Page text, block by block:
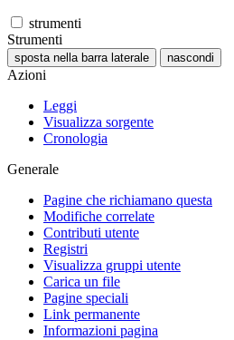
strumenti
Strumenti
sposta nella barra laterale nascondi
Azioni
Leggi
Visualizza sorgente
Cronologia
Generale
Pagine che richiamano questa
Modifiche correlate
Contributi utente
Registri
Visualizza gruppi utente
Carica un file
Pagine speciali
Link permanente
Informazioni pagina